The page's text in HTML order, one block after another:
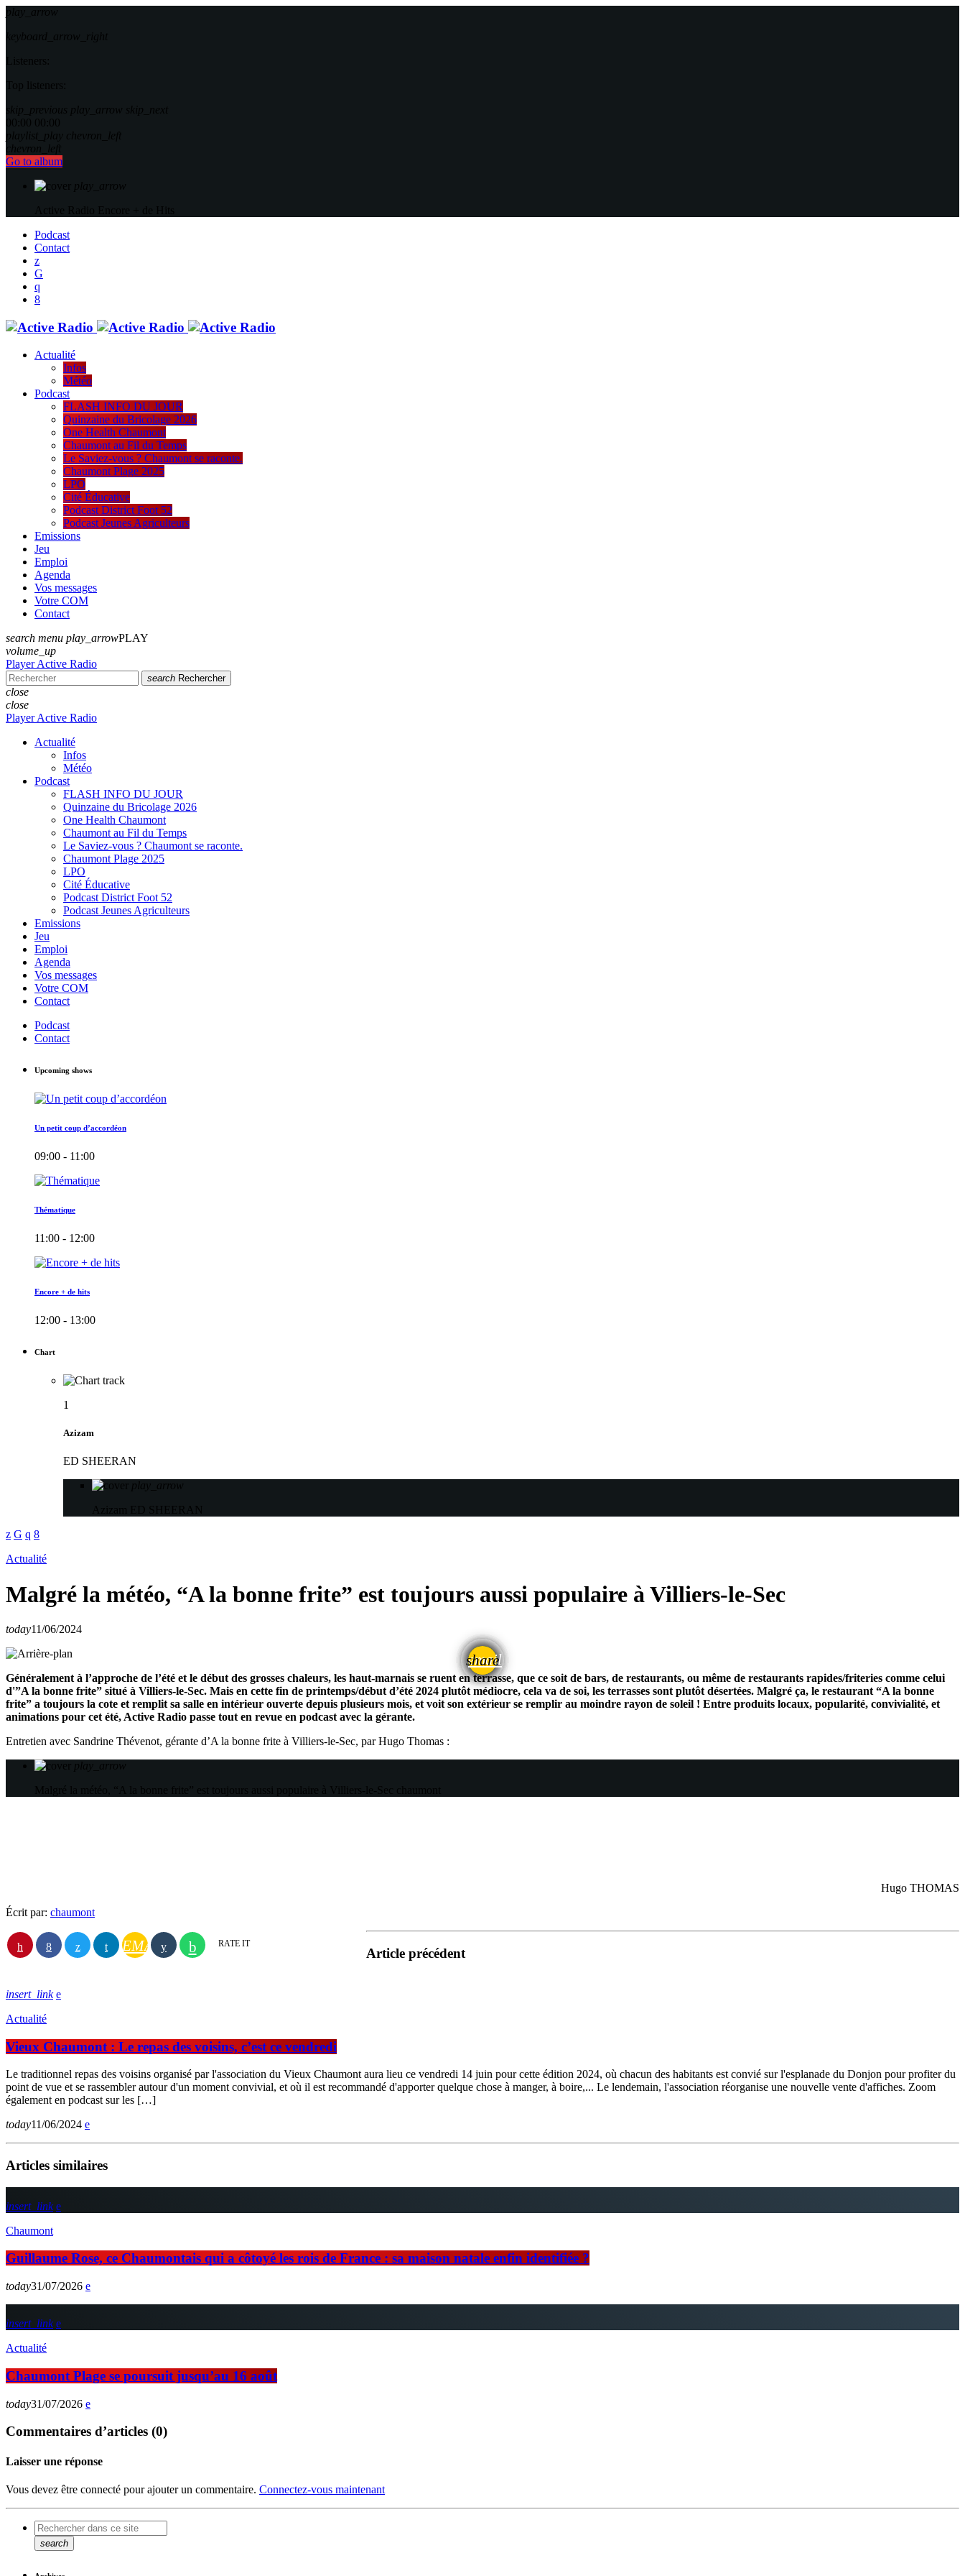
play_arrow
keyboard_arrow_right
Listeners:
Top listeners:
skip_previous play_arrow skip_next
00:00 00:00
playlist_play chevron_left
chevron_left
Go to album
play_arrow
Active Radio Encore + de Hits
Podcast
Contact
Actualité
Infos
Météo
Podcast
FLASH INFO DU JOUR
Quinzaine du Bricolage 2026
One Health Chaumont
Chaumont au Fil du Temps
Le Saviez-vous ? Chaumont se raconte.
Chaumont Plage 2025
LPO
Cité Éducative
Podcast District Foot 52
Podcast Jeunes Agriculteurs
Emissions
Jeu
Emploi
Agenda
Vos messages
Votre COM
Contact
search menu play_arrowPLAY
volume_up
Player Active Radio
search Rechercher
close
close
Player Active Radio
Actualité
Infos
Météo
Podcast
FLASH INFO DU JOUR
Quinzaine du Bricolage 2026
One Health Chaumont
Chaumont au Fil du Temps
Le Saviez-vous ? Chaumont se raconte.
Chaumont Plage 2025
LPO
Cité Éducative
Podcast District Foot 52
Podcast Jeunes Agriculteurs
Emissions
Jeu
Emploi
Agenda
Vos messages
Votre COM
Contact
Podcast
Contact
Upcoming shows
Un petit coup d’accordéon
09:00 - 11:00
Thématique
11:00 - 12:00
Encore + de hits
12:00 - 13:00
Chart
1
Azizam
ED SHEERAN
play_arrow
Azizam
ED SHEERAN
Actualité
Malgré la météo, “A la bonne frite” est toujours aussi populaire à Villiers-le-Sec
today11/06/2024
share
email
Généralement à l’approche de l’été et le début des grosses chaleurs, les haut-marnais se ruent en terrasse, que ce soit de bars, de restaurants, ou même de restaurants rapides/friteries comme celui
d'”A la bonne frite” situé à Villiers-le-Sec. Mais en cette fin de printemps/début d’été 2024 plutôt médiocre, cela va de soi, les terrasses sont plutôt désertées. Malgré ça, le restaurant “A la bonne
frite” a toujours la cote et remplit sa salle en intérieur ouverte depuis plusieurs mois, et voit son extérieur se remplir au moindre rayon de soleil ! Entre produits locaux, popularité, convivialité, et
animations pour cet été, Active Radio passe tout en revue en podcast avec la gérante.
Entretien avec Sandrine Thévenot, gérante d’A la bonne frite à Villiers-le-Sec, par Hugo Thomas :
play_arrow
Malgré la météo, “A la bonne frite” est toujours aussi populaire à Villiers-le-Sec chaumont
Hugo THOMAS
Écrit par: chaumont
EMAIL RATE IT
Article précédent
insert_link
Actualité
Vieux Chaumont : Le repas des voisins, c’est ce vendredi
Le traditionnel repas des voisins organisé par l'association du Vieux Chaumont aura lieu ce vendredi 14 juin pour cette édition 2024, où chacun des habitants est convié sur l'esplanade du Donjon pour profiter du
point de vue et se rassembler autour d'un moment convivial, et où il est recommandé d'apporter quelque chose à manger, à boire,... Le lendemain, l'association réorganise une nouvelle vente d'affiches. Zoom
également en podcast sur les […]
today11/06/2024
Articles similaires
insert_link
Chaumont
Guillaume Rose, ce Chaumontais qui a côtoyé les rois de France : sa maison natale enfin identifiée ?
today31/07/2026
insert_link
Actualité
Chaumont Plage se poursuit jusqu’au 16 août
today31/07/2026
Commentaires d’articles (0)
Laisser une réponse
Vous devez être connecté pour ajouter un commentaire. Connectez-vous maintenant
search